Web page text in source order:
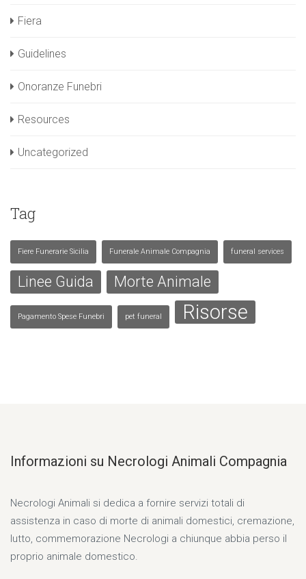
Fiera
Guidelines
Onoranze Funebri
Resources
Uncategorized
Tag
Fiere Funerarie Sicilia Funerale Animale Compagnia funeral services
Linee Guida Morte Animale
Pagamento Spese Funebri pet funeral Risorse
Informazioni su Necrologi Animali Compagnia
Necrologi Animali si dedica a fornire servizi totali di
assistenza in caso di morte di animali domestici, cremazione,
lutto, commemorazione Necrologi a chiunque abbia perso il
proprio animale domestico.